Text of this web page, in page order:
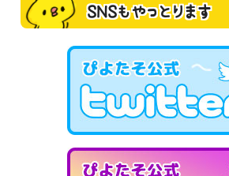
SNSもやっとります